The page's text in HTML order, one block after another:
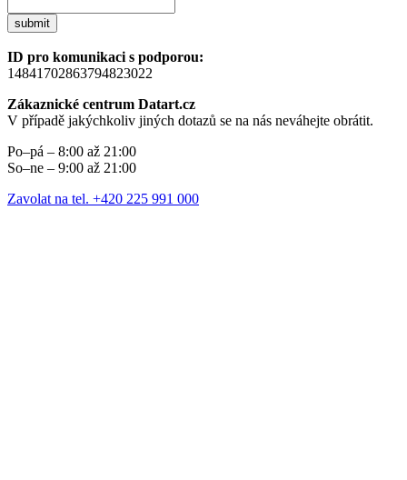
submit
ID pro komunikaci s podporou:
14841702863794823022
Zákaznické centrum Datart.cz
V případě jakýchkoliv jiných dotazů se na nás neváhejte obrátit.
Po–pá – 8:00 až 21:00
So–ne – 9:00 až 21:00
Zavolat na tel. +420 225 991 000